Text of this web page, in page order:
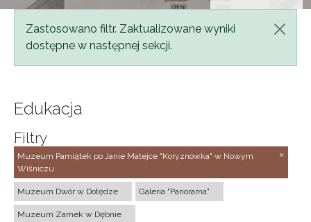
Komunikat
Zastosowano filtr. Zaktualizowane wyniki
dostępne w następnej sekcji.
Edukacja
Filtry
Muzeum Pamiątek po Janie Matejce "Koryznówka" w Nowym
Wiśniczu
Muzeum Dwór w Dołędze Galeria "Panorama"
Muzeum Zamek w Dębnie